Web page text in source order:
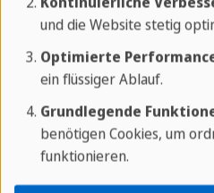
Kultur ein und
unvergessliche
nicht unsere
GRUPPENREISE
und die Website stetig
Optimierte
ein flüssiger Ablauf.
Grundlegende
benötigen Cookies, um
funktionieren.